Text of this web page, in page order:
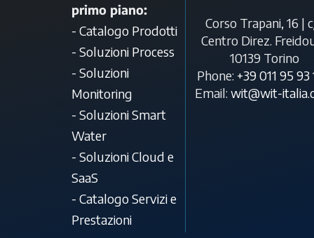
primo piano:
- Catalogo Prodotti
- Soluzioni Process
- Soluzioni
Monitoring
- Soluzioni Smart
Water
- Soluzioni Cloud e
SaaS
- Catalogo Servizi e
Prestazioni
Corso Trapani, 16 |
Centro Direz.
10139 Torino
Phone: +39 011 95 93
Email: wit@wit-